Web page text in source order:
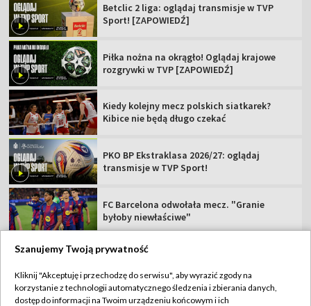
Betclic 2 liga: oglądaj transmisje w TVP
Sport! [ZAPOWIEDŹ]
Piłka nożna na okrągło! Oglądaj krajowe
rozgrywki w TVP [ZAPOWIEDŹ]
Kiedy kolejny mecz polskich siatkarek?
Kibice nie będą długo czekać
PKO BP Ekstraklasa 2026/27: oglądaj
transmisje w TVP Sport!
FC Barcelona odwołała mecz. "Granie
byłoby niewłaściwe"
TVP
Szanujemy Twoją prywatność
Kliknij "Akceptuję i przechodzę do serwisu", aby wyrazić zgody na
korzystanie z technologii automatycznego śledzenia i zbierania danych,
dostęp do informacji na Twoim urządzeniu końcowym i ich